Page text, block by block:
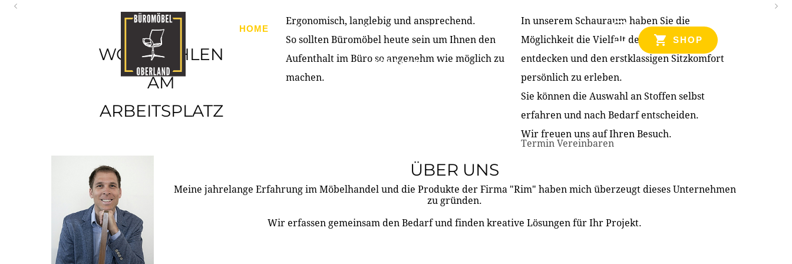
HOME PRODUKTE ÜBER UNS PARTNER & REFERENZEN
KONTAKT
SHOP
WOHLFÜHLEN
AM
ARBEITSPLATZ
Ergonomisch, langlebig und ansprechend.
So sollten Büromöbel heute sein um Ihnen den
Aufenthalt im Büro so angenehm wie möglich zu
machen.
In unserem Schauraum haben Sie die
Möglichkeit die Vielfalt der Produkte zu
entdecken und den erstklassigen Sitzkomfort
persönlich zu erleben.
Sie können die Auswahl an Stoffen selbst
erfahren und nach Bedarf entscheiden.
Wir freuen uns auf Ihren Besuch.
Termin Vereinbaren
ÜBER UNS
Meine jahrelange Erfahrung im Möbelhandel und die Produkte der Firma "Rim" haben mich überzeugt dieses Unternehmen
zu gründen.
Wir erfassen gemeinsam den Bedarf und finden kreative Lösungen für Ihr Projekt.